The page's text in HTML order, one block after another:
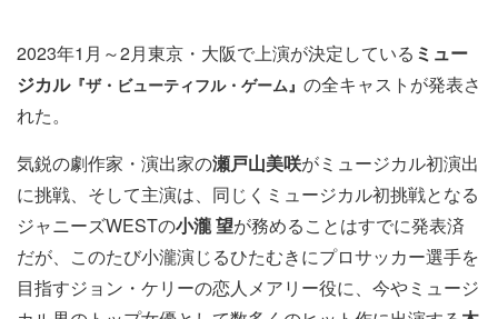
2023年1月～2月東京・大阪で上演が決定している ミュー
ジカル『ザ・ビューティフル・ゲーム』 の全キャストが発表さ
れた。
気鋭の劇作家・演出家の瀬戸山美咲がミュージカル初演出
に挑戦、そして主演は、同じくミュージカル初挑戦となる
ジャニーズWESTの小瀧 望が務めることはすでに発表済
だが、このたび小瀧演じるひたむきにプロサッカー選手を
目指すジョン・ケリーの恋人メアリー役に、今やミュージ